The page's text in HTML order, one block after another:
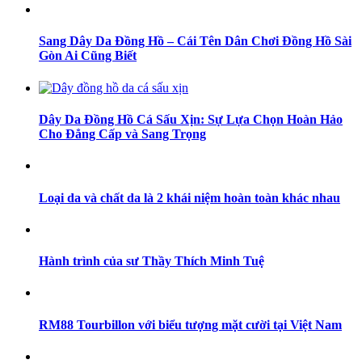
Sang Dây Da Đồng Hồ – Cái Tên Dân Chơi Đồng Hồ Sài
Gòn Ai Cũng Biết
Dây Da Đồng Hồ Cá Sấu Xịn: Sự Lựa Chọn Hoàn Hảo
Cho Đẳng Cấp và Sang Trọng
Loại da và chất da là 2 khái niệm hoàn toàn khác nhau
Hành trình của sư Thầy Thích Minh Tuệ
RM88 Tourbillon với biểu tượng mặt cười tại Việt Nam